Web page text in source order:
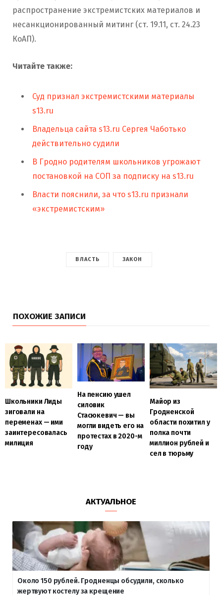
распространение экстремистских материалов и
несанкционированный митинг (ст. 19.11, ст. 24.23
КоАП).
Читайте также:
Суд признал экстремистскими материалы
s13.ru
Владельца сайта s13.ru Сергея Чаботько
действительно судили
В Гродно родителям школьников угрожают
постановкой на СОП за подписку на s13.ru
Власти пояснили, за что s13.ru признали
«экстремистским»
ВЛАСТЬ ЗАКОН
ПОХОЖИЕ ЗАПИСИ
Школьники Лиды
зиговали на
переменах — ими
заинтересовалась
милиция
На пенсию ушел
силовик
Стасюкевич — вы
могли видеть его на
протестах в 2020-м
году
Майор из
Гродненской
области похитил у
полка почти
миллион рублей и
сел в тюрьму
АКТУАЛЬНОЕ
Около 150 рублей. Гродненцы обсудили, сколько
жертвуют костелу за крещение